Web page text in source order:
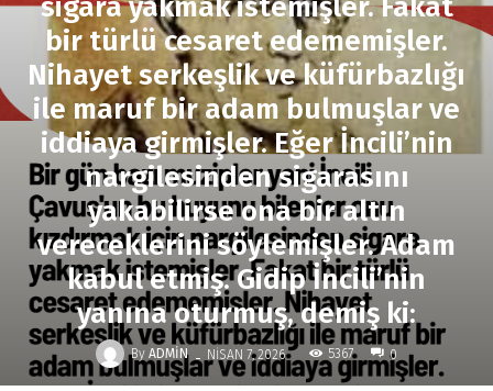
sigara yakmak istemişler. Fakat
bir türlü cesaret edememişler.
Nihayet serkeşlik ve küfürbazlığı
ile maruf bir adam bulmuşlar ve
iddiaya girmişler. Eğer İncili’nin
nargilesinden sigarasını
yakabilirse ona bir altın
vereceklerini söylemişler. Adam
kabul etmiş. Gidip İncili’nin
yanına oturmuş, demiş ki:
By ADMIN - NISAN 7, 2026 5367 0